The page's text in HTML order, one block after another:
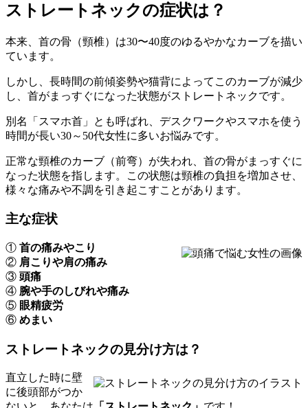
ストレートネックの症状は？
本来、首の骨（頸椎）は30〜40度のゆるやかなカーブを描い
ています。
しかし、長時間の前傾姿勢や猫背によってこのカーブが減少
し、首がまっすぐになった状態がストレートネックです。
別名「スマホ首」とも呼ばれ、デスクワークやスマホを使う
時間が長い30～50代女性に多いお悩みです。
正常な頸椎のカーブ（前弯）が失われ、首の骨がまっすぐに
なった状態を指します。この状態は頸椎の負担を増加させ、
様々な痛みや不調を引き起こすことがあります。
主な症状
① 首の痛みやこり
② 肩こりや肩の痛み
③ 頭痛
④ 腕や手のしびれや痛み
⑤ 眼精疲労
⑥ めまい
ストレートネックの見分け方は？
直立した時に壁
に後頭部がつか